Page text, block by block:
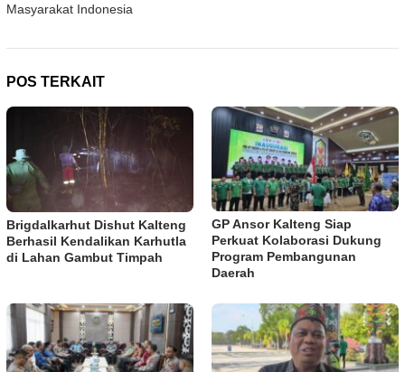
Masyarakat Indonesia
POS TERKAIT
Brigdalkarhut Dishut Kalteng
Berhasil Kendalikan Karhutla
di Lahan Gambut Timpah
GP Ansor Kalteng Siap
Perkuat Kolaborasi Dukung
Program Pembangunan
Daerah